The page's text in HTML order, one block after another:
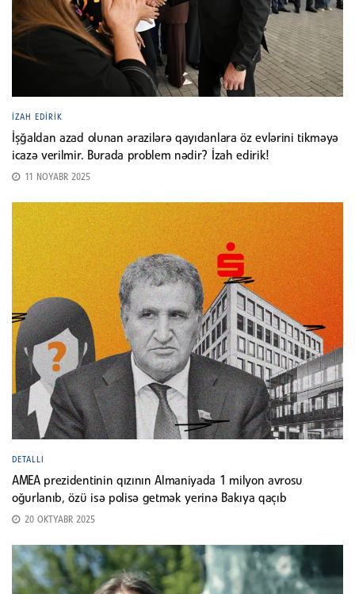
İZAH EDIRIK
İşğaldan azad olunan ərazilərə qayıdanlara öz evlərini tikməyə
icazə verilmir. Burada problem nədir? İzah edirik!
11 NOYABR 2025
DETALLI
AMEA prezidentinin qızının Almaniyada 1 milyon avrosu
oğurlanıb, özü isə polisə getmək yerinə Bakıya qaçıb
20 OKTYABR 2025